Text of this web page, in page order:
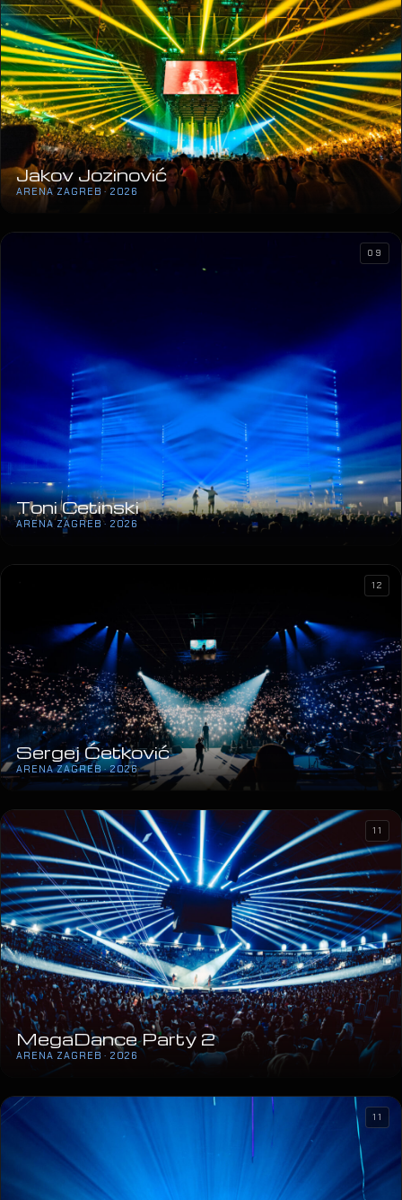
Jakov Jozinović
ARENA ZAGREB · 2026
Toni Cetinski
ARENA ZAGREB · 2026
09
Sergej Ćetković
ARENA ZAGREB · 2026
12
MegaDance Party 2
ARENA ZAGREB · 2026
11
11